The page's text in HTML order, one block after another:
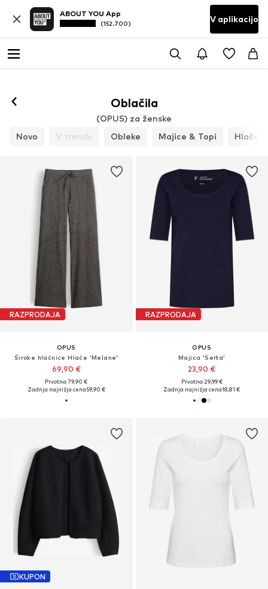
ABOUT YOU App
(152.700) V aplikacijo
Oblačila
(OPUS) za ženske
Novo
V trendu Obleke Majice & Topi Hlače
RAZPRODAJA
OPUS
Široke hlačnice Hlače 'Melane'
69,90 €
Prvotno: 79,90 €
Zadnja najnižja cena59,90 €
RAZPRODAJA
OPUS
Majica 'Serta'
23,90 €
Prvotno: 29,99 €
Zadnja najnižja cena18,81 €
KUPON